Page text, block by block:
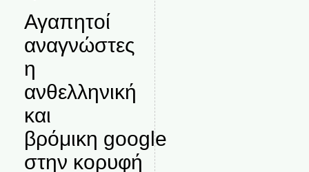
Αγαπητοί
αναγνώστες
η
ανθελληνική
και
βρόμικη google
στην κορυφή